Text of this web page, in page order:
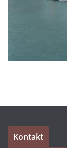
Kontakt